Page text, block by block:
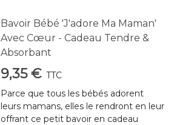
Bavoir Bébé 'J'adore Ma Maman'
Avec Cœur - Cadeau Tendre &
Absorbant
9,35 € TTC
Parce que tous les bébés adorent
leurs mamans, elles le rendront en leur
offrant ce petit bavoir en cadeau